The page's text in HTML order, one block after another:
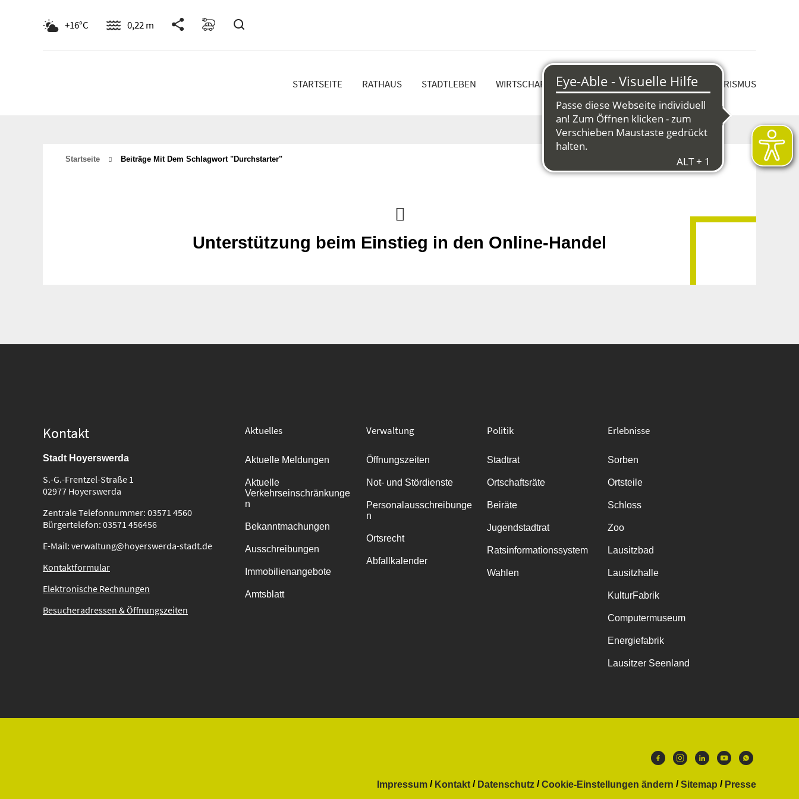
+16°C 0,22 m
STARTSEITE RATHAUS STADTLEBEN WIRTSCHAFT & STRUKTURWANDEL KULTUR & TOURISMUS
Startseite Beiträge Mit Dem Schlagwort "durchstarter"
Unterstützung beim Einstieg in den Online-Handel
Kontakt
Stadt Hoyerswerda
S.-G.-Frentzel-Straße 1
02977 Hoyerswerda
Zentrale Telefonnummer: 03571 4560
Bürgertelefon: 03571 456456
E-Mail: verwaltung@hoyerswerda-stadt.de
Kontaktformular
Elektronische Rechnungen
Besucheradressen & Öffnungszeiten
Aktuelles
Aktuelle Meldungen
Aktuelle
Verkehrseinschränkunge
n
Bekanntmachungen
Ausschreibungen
Immobilienangebote
Amtsblatt
Verwaltung
Öffnungszeiten
Not- und Stördienste
Personalausschreibunge
n
Ortsrecht
Abfallkalender
Politik
Stadtrat
Ortschaftsräte
Beiräte
Jugendstadtrat
Ratsinformationssystem
Wahlen
Erlebnisse
Sorben
Ortsteile
Schloss
Zoo
Lausitzbad
Lausitzhalle
KulturFabrik
Computermuseum
Energiefabrik
Lausitzer Seenland
Impressum Kontakt Datenschutz Cookie-Einstellungen ändern Sitemap
Presse